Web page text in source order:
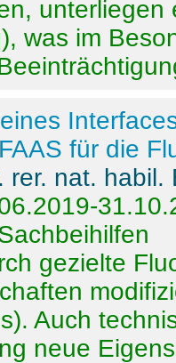
was im
für die
rer. nat.
gezielte
Auch
neue